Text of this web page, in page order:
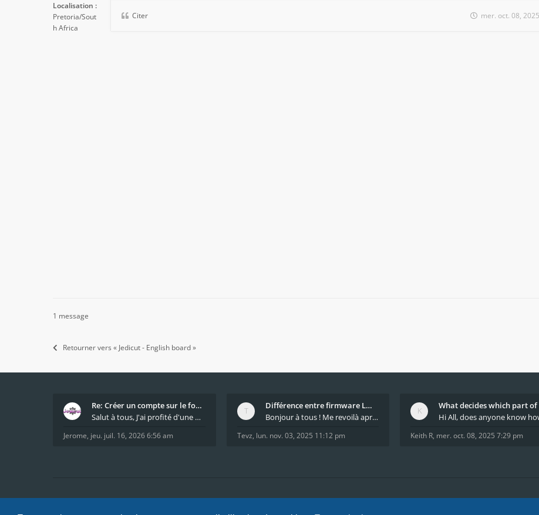
Localisation :
Pretoria/Sout
h Africa
Citer mer. oct. 08,
1 message
Retourner vers « Jedicut - English board »
Re: Créer un compte sur le forum / Create forum us
Salut à tous, J'ai profité d'une mise à jour du s
Jerome, jeu. juil. 16, 2026 6:56 am
Différence entre firmware LMFAO_V4_8_0 et du GRBL
Bonjour à tous ! Me revoilà après 5 ans de pause
Tevz, lun. nov. 03, 2025 11:12 pm Keith R, mer. oct. 08, 2025 7:29 pm